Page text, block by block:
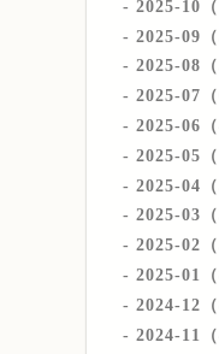
2025-10（
2025-09（
2025-08（
2025-07（
2025-06（
2025-05（
2025-04（
2025-03（
2025-02（
2025-01（
2024-12（
2024-11（